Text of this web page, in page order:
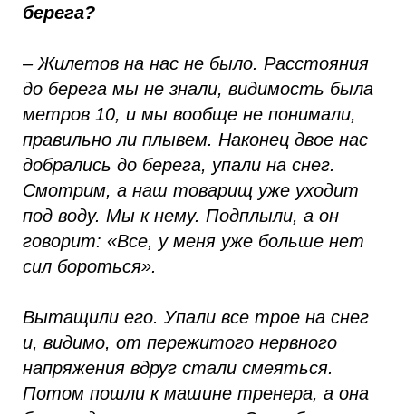
берега?
– Жилетов на нас не было. Расстояния
до берега мы не знали, видимость была
метров 10, и мы вообще не понимали,
правильно ли плывем. Наконец двое нас
добрались до берега, упали на снег.
Смотрим, а наш товарищ уже уходит
под воду. Мы к нему. Подплыли, а он
говорит: «Все, у меня уже больше нет
сил бороться».
Вытащили его. Упали все трое на снег
и, видимо, от пережитого нервного
напряжения вдруг стали смеяться.
Потом пошли к машине тренера, а она